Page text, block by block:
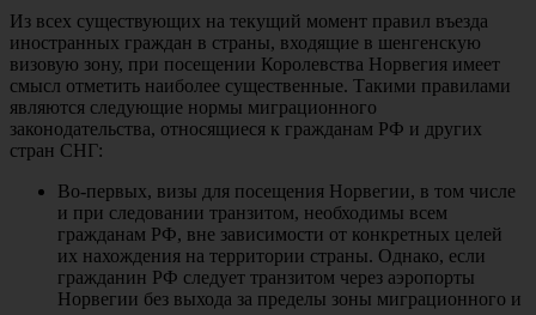
Из всех существующих на текущий момент правил въезда
иностранных граждан в страны, входящие в шенгенскую
визовую зону, при посещении Королевства Норвегия имеет
смысл отметить наиболее существенные. Такими правилами
являются следующие нормы миграционного
законодательства, относящиеся к гражданам РФ и других
стран СНГ:
Во-первых, визы для посещения Норвегии, в том числе
и при следовании транзитом, необходимы всем
гражданам РФ, вне зависимости от конкретных целей
их нахождения на территории страны. Однако, если
гражданин РФ следует транзитом через аэропорты
Норвегии без выхода за пределы зоны миграционного и